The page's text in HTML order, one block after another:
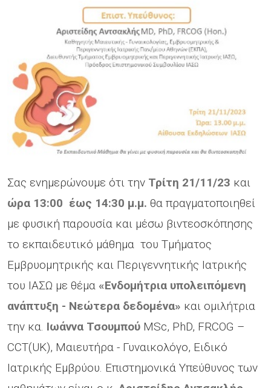
Σας ενημερώνουμε ότι την Τρίτη 21/11/23 και
ώρα 13:00 έως 14:30 μ.μ. θα πραγματοποιηθεί
με φυσική παρουσία και μέσω βιντεοσκόπησης
το εκπαιδευτικό μάθημα του Τμήματος
Εμβρυομητρικής και Περιγεννητικής Ιατρικής
του ΙΑΣΩ με θέμα «Ενδομήτρια υπολειπόμενη
ανάπτυξη - Νεώτερα δεδομένα» και ομιλήτρια
την κα. Ιωάννα Τσουμπού MSc, PhD, FRCOG –
CCT(UK), Μαιευτήρα - Γυναικολόγο, Ειδικό
Ιατρικής Εμβρύου. Επιστημονικά Υπεύθυνος των